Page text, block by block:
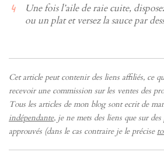
Une fois l’aile de raie cuite,
ou un plat et versez la sauce par
Cet article peut contenir des liens affiliés, ce
recevoir une commission sur les ventes des
Tous les articles de mon blog sont ecrit de
indépendante, je ne mets des liens que sur
approuvés (dans le cas contraire je le précise